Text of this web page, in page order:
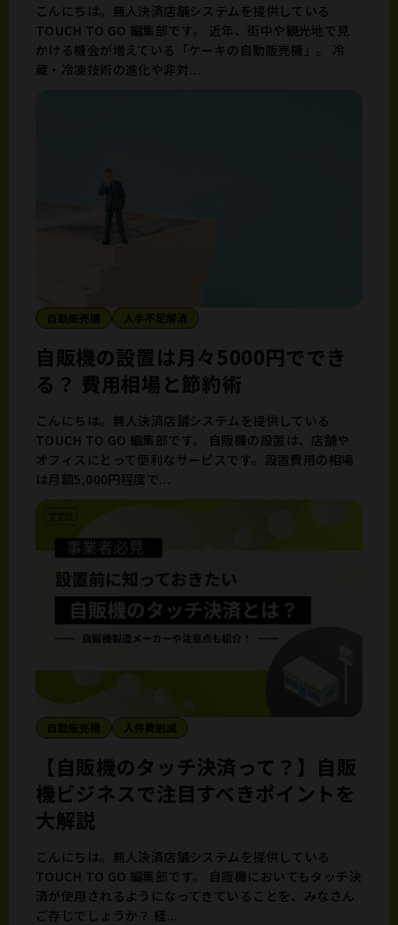
こんにちは。無人決済店舗システムを提供している
TOUCH TO GO 編集部です。 近年、街中や観光地で見
かける機会が増えている「ケーキの自動販売機」。 冷
蔵・冷凍技術の進化や非対...
自動販売機 人手不足解消
自販機の設置は月々5000円ででき
る？ 費用相場と節約術
こんにちは。無人決済店舗システムを提供している
TOUCH TO GO 編集部です。 自販機の設置は、店舗や
オフィスにとって便利なサービスです。設置費用の相場
は月額5,000円程度で...
自動販売機 人件費削減
【自販機のタッチ決済って？】自販
機ビジネスで注目すべきポイントを
大解説
こんにちは。無人決済店舗システムを提供している
TOUCH TO GO 編集部です。 自販機においてもタッチ決
済が使用されるようになってきていることを、みなさん
ご存じでしょうか？ 経...